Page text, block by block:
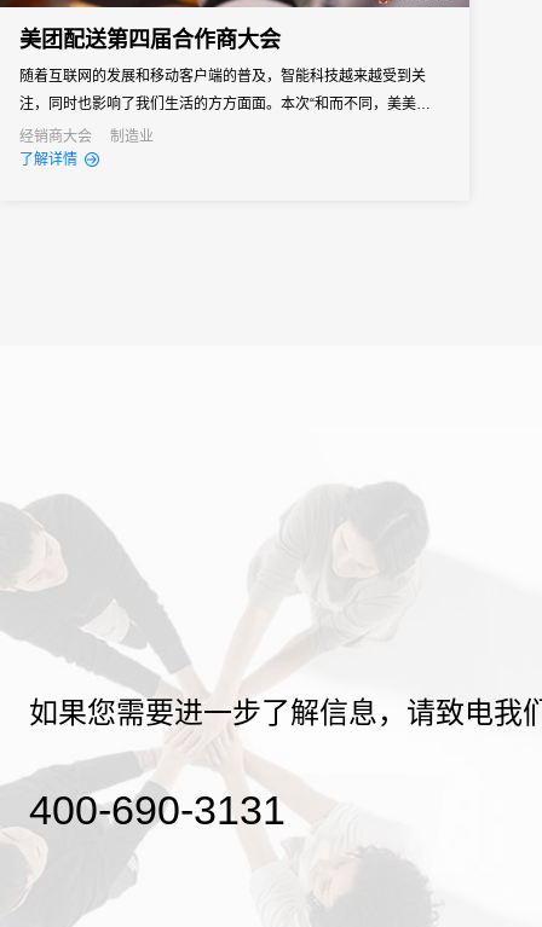
美团配送第四届合作商大会
随着互联网的发展和移动客户端的普及，智能科技越来越受到关
注，同时也影响了我们生活的方方面面。本次“和而不同，美美与共”
美团配送第四届合作商大会，选择了数字会务加持，他们也迎来了
科技赋能活动管理下的压力解放。
经销商大会
制造业
了解详情
如果您需要进一步了解信息，请致电我
400-690-3131